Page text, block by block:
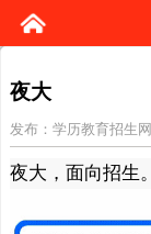
夜大
发布：学历教育招生网
夜大 ，面向招生。